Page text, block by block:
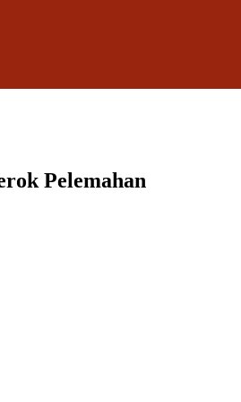
Pelemahan